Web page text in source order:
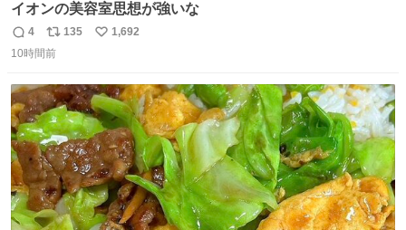
イオンの美容室思想が強いな
返
信
4
リ
ポ
ト
数
135
い
数
1,692
10時間前